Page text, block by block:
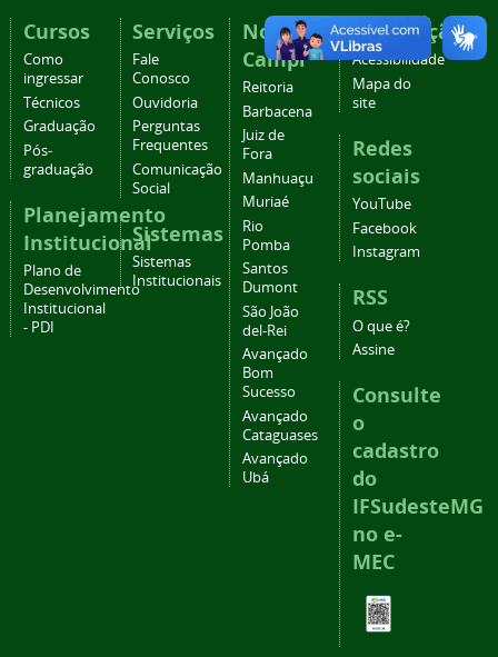
Cursos
Como
ingressar
Técnicos
Graduação
Pós-
graduação
Planejamento
Institucional
Plano de
Desenvolvimento
Institucional
- PDI
Serviços
Fale
Conosco
Ouvidoria
Perguntas
Frequentes
Comunicação
Social
Sistemas
Sistemas
Institucionais
Nossos
Campi
Reitoria
Barbacena
Juiz de
Fora
Manhuaçu
Muriaé
Rio
Pomba
Santos
Dumont
São João
del-Rei
Avançado
Bom
Sucesso
Avançado
Cataguases
Avançado
Ubá
Navegação
Acessibilidade
Mapa do
site
Redes
sociais
YouTube
Facebook
Instagram
RSS
O que é?
Assine
Consulte
o
cadastro
do
IFSudesteMG
no e-
MEC